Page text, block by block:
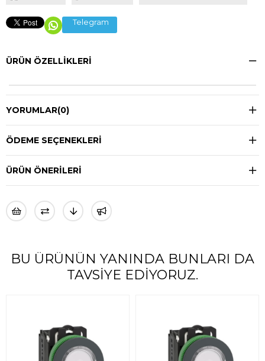
Telegram
ÜRÜN ÖZELLIKLERI
YORUMLAR(0)
ÖDEME SEÇENEKLERI
ÜRÜN ÖNERILERI
BU ÜRÜNÜN YANINDA BUNLARI DA
TAVSIYE EDIYORUZ.